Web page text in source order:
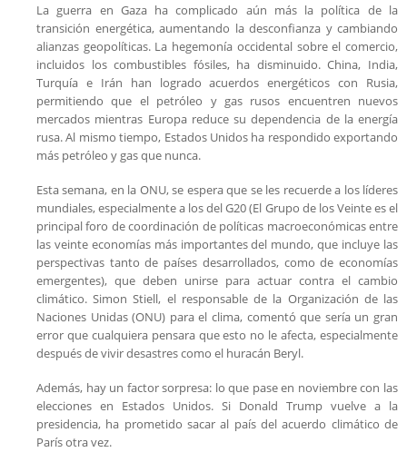
La guerra en Gaza ha complicado aún más la política de la
transición energética, aumentando la desconfianza y cambiando
alianzas geopolíticas. La hegemonía occidental sobre el comercio,
incluidos los combustibles fósiles, ha disminuido. China, India,
Turquía e Irán han logrado acuerdos energéticos con Rusia,
permitiendo que el petróleo y gas rusos encuentren nuevos
mercados mientras Europa reduce su dependencia de la energía
rusa. Al mismo tiempo, Estados Unidos ha respondido exportando
más petróleo y gas que nunca.
Esta semana, en la ONU, se espera que se les recuerde a los líderes
mundiales, especialmente a los del G20 (El Grupo de los Veinte es el
principal foro de coordinación de políticas macroeconómicas entre
las veinte economías más importantes del mundo, que incluye las
perspectivas tanto de países desarrollados, como de economías
emergentes), que deben unirse para actuar contra el cambio
climático. Simon Stiell, el responsable de la Organización de las
Naciones Unidas (ONU) para el clima, comentó que sería un gran
error que cualquiera pensara que esto no le afecta, especialmente
después de vivir desastres como el huracán Beryl.
Además, hay un factor sorpresa: lo que pase en noviembre con las
elecciones en Estados Unidos. Si Donald Trump vuelve a la
presidencia, ha prometido sacar al país del acuerdo climático de
París otra vez.